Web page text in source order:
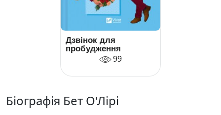
Дзвінок для
пробудження
99
Біографія Бет О'Лірі